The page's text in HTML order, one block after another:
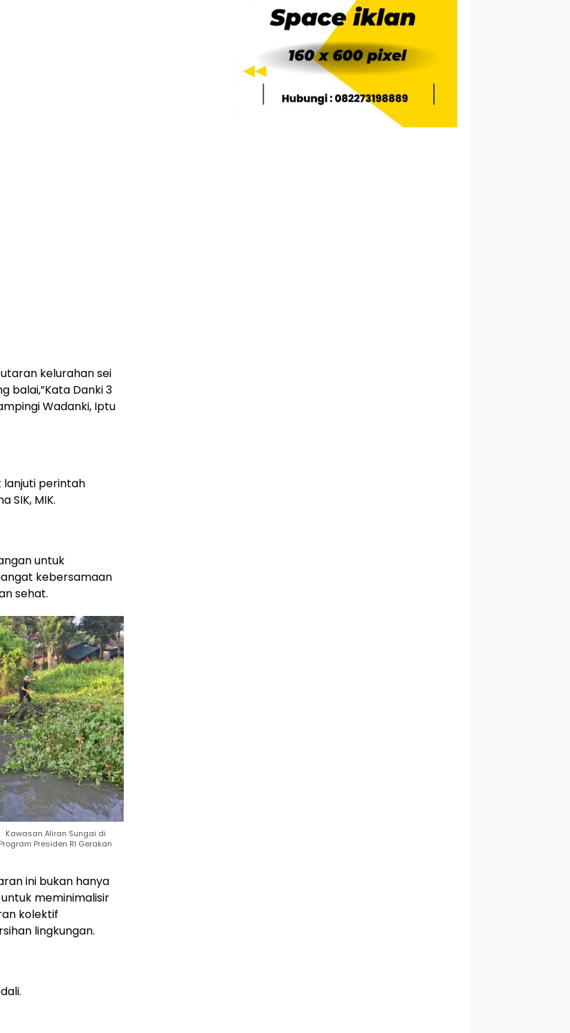
kelurahan sei
balai,”Kata Danki 3
Wadanki, Iptu
lanjuti perintah
SIK, MIK.
untuk
kebersamaan
sehat.
Kawasan Aliran Sungai di
Presiden RI Gerakan
ini bukan hanya
meminimalisir
kolektif
lingkungan.